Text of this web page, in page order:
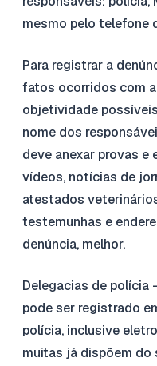
mesmo pelo telefone
Para registrar a
fatos ocorridos com
objetividade
nome dos
deve anexar provas
vídeos, notícias de
atestados
testemunhas e
denúncia, melhor.
Delegacias de polícia
pode ser registrado
polícia, inclusive
muitas já dispõem